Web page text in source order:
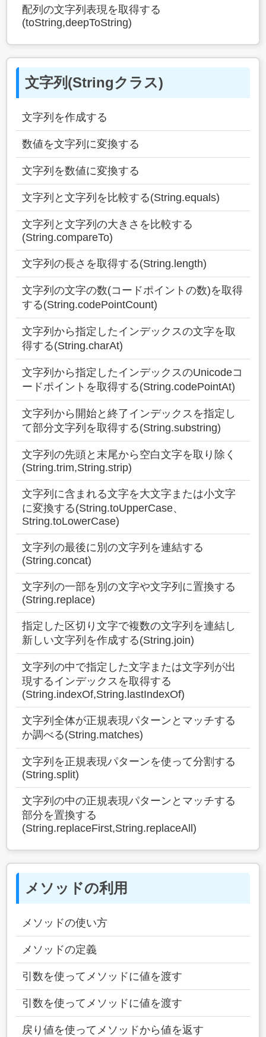
配列の文字列表現を取得する
(toString,deepToString)
文字列(Stringクラス)
文字列を作成する
数値を文字列に変換する
文字列を数値に変換する
文字列と文字列を比較する(String.equals)
文字列と文字列の大きさを比較する
(String.compareTo)
文字列の長さを取得する(String.length)
文字列の文字の数(コードポイントの数)を取得
する(String.codePointCount)
文字列から指定したインデックスの文字を取
得する(String.charAt)
文字列から指定したインデックスのUnicodeコ
ードポイントを取得する(String.codePointAt)
文字列から開始と終了インデックスを指定し
て部分文字列を取得する(String.substring)
文字列の先頭と末尾から空白文字を取り除く
(String.trim,String.strip)
文字列に含まれる文字を大文字または小文字
に変換する(String.toUpperCase、
String.toLowerCase)
文字列の最後に別の文字列を連結する
(String.concat)
文字列の一部を別の文字や文字列に置換する
(String.replace)
指定した区切り文字で複数の文字列を連結し
新しい文字列を作成する(String.join)
文字列の中で指定した文字または文字列が出
現するインデックスを取得する
(String.indexOf,String.lastIndexOf)
文字列全体が正規表現パターンとマッチする
か調べる(String.matches)
文字列を正規表現パターンを使って分割する
(String.split)
文字列の中の正規表現パターンとマッチする
部分を置換する
(String.replaceFirst,String.replaceAll)
メソッドの利用
メソッドの使い方
メソッドの定義
引数を使ってメソッドに値を渡す
引数を使ってメソッドに値を渡す
戻り値を使ってメソッドから値を返す